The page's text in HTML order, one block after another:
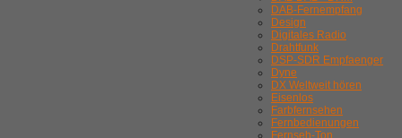
DAB-Fernempfang
Design
Digitales Radio
Drahtfunk
DSP-SDR Empfaenger
Dyne
DX Weltweit hören
Eisenlos
Farbfernsehen
Fernbedienungen
Fernseh-Ton